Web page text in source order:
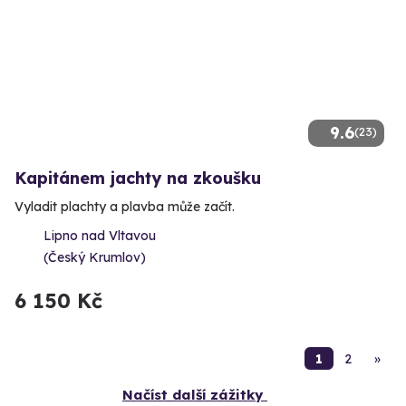
9.6(23)
Kapitánem jachty na zkoušku
Vyladit plachty a plavba může začít.
Lipno nad Vltavou
(Český Krumlov)
6 150 Kč
1 2 »
Načíst další zážitky